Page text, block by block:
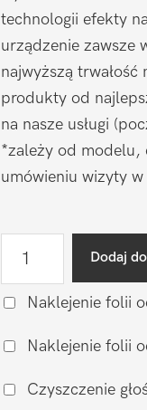
technologii efekty
urządzenie zawsze
najwyższą
produkty od
na nasze usługi
*zależy od modelu,
umówieniu wizyty w
mikrofonu
Redmi
Dodaj
Naklejenie folii
Naklejenie folii
Czyszczenie